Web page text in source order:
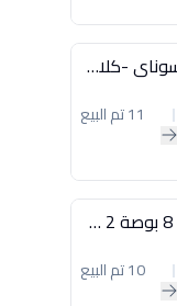
غلاية مياه سوناي -كلاسيك 2200 وات، 1.7 لتر زجاج اضائة ليد - MAR-3752
11 تم البيع
سكينة بلطة 8 بوصة 2 مسمار
10 تم البيع